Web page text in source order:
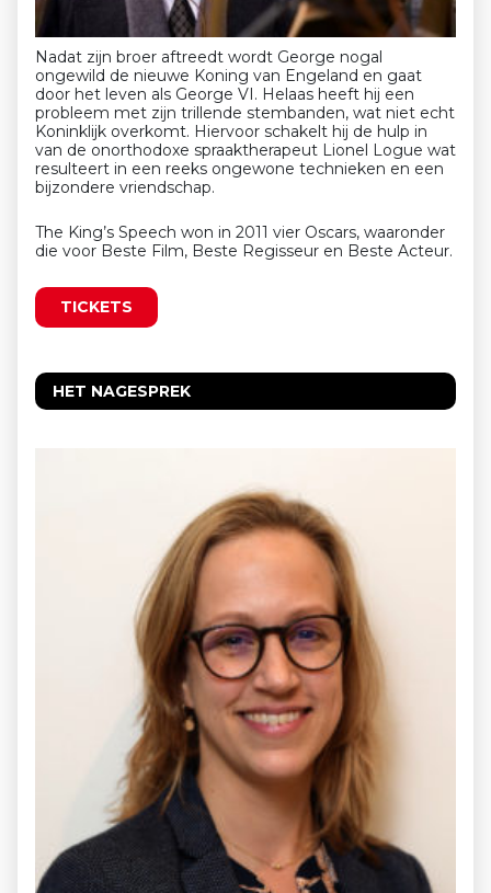
Nadat zijn broer aftreedt wordt George nogal
ongewild de nieuwe Koning van Engeland en gaat
door het leven als George VI. Helaas heeft hij een
probleem met zijn trillende stembanden, wat niet echt
Koninklijk overkomt. Hiervoor schakelt hij de hulp in
van de onorthodoxe spraaktherapeut Lionel Logue wat
resulteert in een reeks ongewone technieken en een
bijzondere vriendschap.
The King’s Speech won in 2011 vier Oscars, waaronder
die voor Beste Film, Beste Regisseur en Beste Acteur.
TICKETS
HET NAGESPREK